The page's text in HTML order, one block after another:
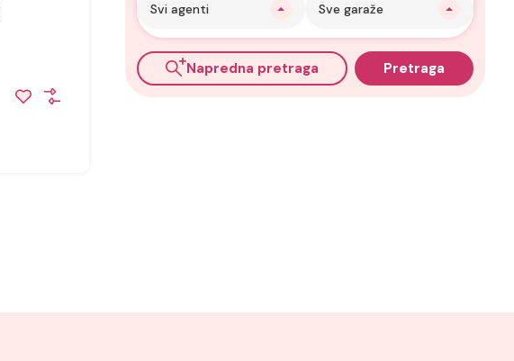
Svi agenti Sve garaže
Napredna pretraga Pretraga